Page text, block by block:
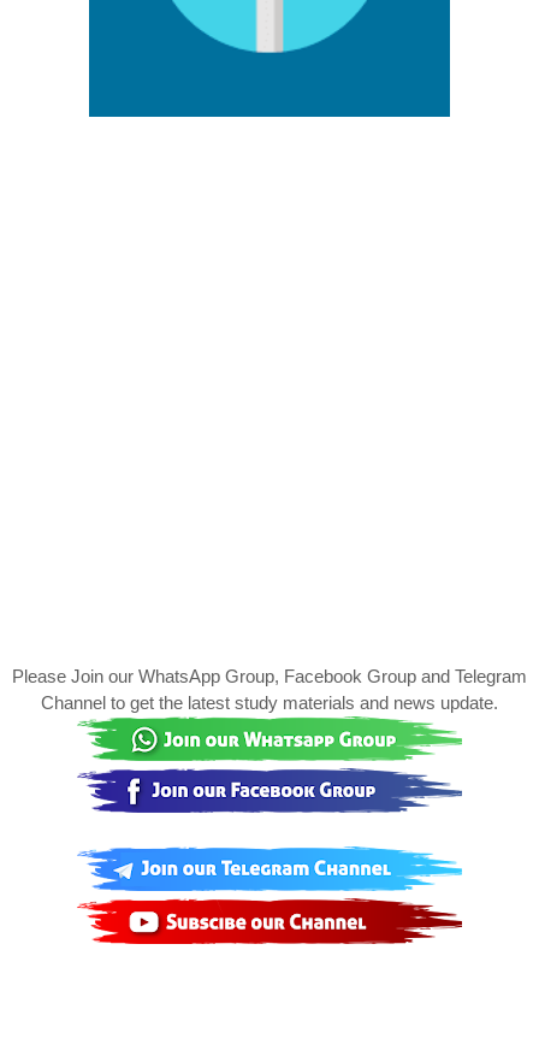
Please Join our WhatsApp Group, Facebook Group and Telegram
Channel to get the latest study materials and news update.